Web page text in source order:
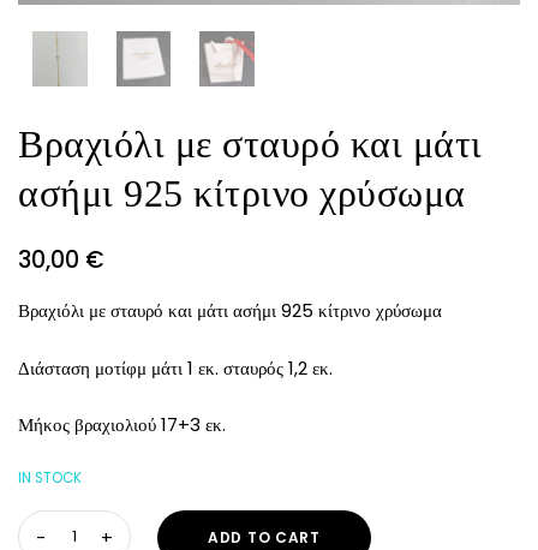
Βραχιόλι με σταυρό και μάτι
ασήμι 925 κίτρινο χρύσωμα
30,00 €
Βραχιόλι με σταυρό και μάτι ασήμι 925 κίτρινο χρύσωμα
Διάσταση μοτίφμ μάτι 1 εκ. σταυρός 1,2 εκ.
Μήκος βραχιολιού 17+3 εκ.
IN STOCK
ADD TO CART